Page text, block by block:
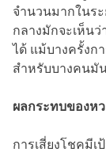
จำนวนมากในร
กลางมักจะเห็นว่
ได้ แม้บางครั้งก
สำหรับบางคนมั
ผลกระทบของห
การเสี่ยงโชคมีเ